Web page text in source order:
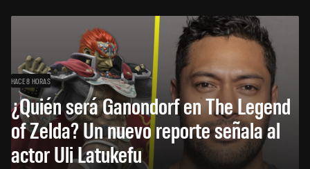
HACE 8 HORAS
¿Quién será Ganondorf en The Legend
of Zelda? Un nuevo reporte señala al
actor Uli Latukefu